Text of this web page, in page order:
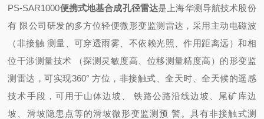
PS-SAR1000便携式地基合成孔径雷达是上海华测导航技术股份
有 限公司研发的多方位轻便微形变监测雷达，采用主动电磁波
（非接触 测量、可穿透雨雾、不依赖光照、作用距离远）和相
位干涉测量技术 （探测灵敏度高、位移测量精度高）的形变监
测雷达，可实现360° 方位，非接触式、全天时、全天候的遥感
技术手段，可用于山体边坡、 铁路公路沿线边坡、尾矿库边
坡、滑坡隐患点等的滑坡微形变监测预 警。具有非接触式测